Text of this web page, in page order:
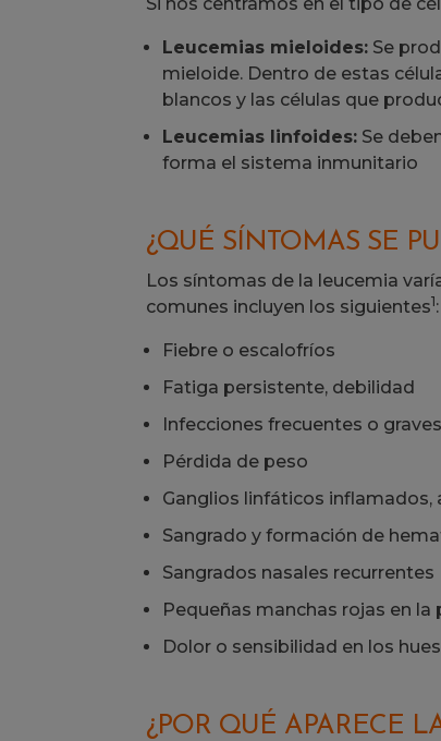
Leucemias mieloides: Se
mieloide. Dentro de estas
blancos y las células que
Leucemias linfoides: Se
forma el sistema inmunitario
¿QUÉ SÍNTOMAS SE
Los síntomas de la leucemia
comunes incluyen los siguientes1:
Fiebre o escalofríos
Fatiga persistente, debilidad
Infecciones frecuentes o graves
Pérdida de peso
Ganglios linfáticos
Sangrado y formación de
Sangrados nasales recurrentes
Pequeñas manchas rojas en la
Dolor o sensibilidad en los
¿POR QUÉ APARECE